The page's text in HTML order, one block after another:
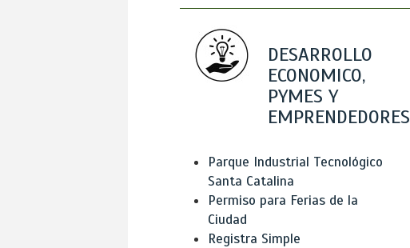
DESARROLLO
ECONOMICO,
PYMES Y
EMPRENDEDORES
Parque Industrial Tecnológico
Santa Catalina
Permiso para Ferias de la
Ciudad
Registra Simple